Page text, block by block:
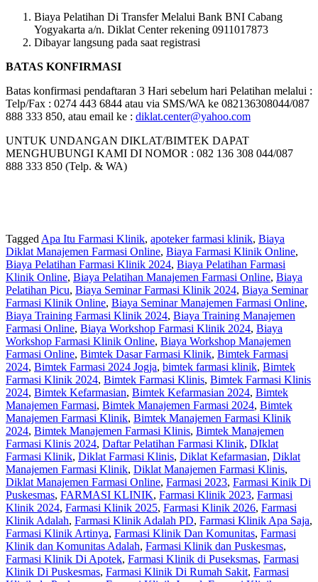
Biaya Pelatihan Di Transfer Melalui Bank BNI Cabang
Yogyakarta a/n. Diklat Center rekening 0911017873
Dibayar langsung pada saat registrasi
BATAS KONFIRMASI
Batas konfirmasi pendaftaran 3 Hari sebelum hari Pelatihan melalui :
Telp/Fax : 0274 443 6844 atau via SMS/WA ke 082136308044/087
888 333 850, atau email ke : diklat.center@yahoo.com
UNTUK UNDANGAN DIKLAT/BIMTEK DAPAT
MENGHUBUNGI KAMI DI NOMOR : 082 136 308 044/087
888 333 850 (Telp. & WA)
Tagged Apa Itu Farmasi Klinik, apoteker farmasi klinik, Biaya
Diklat Manajemen Farmasi Online, Biaya Farmasi Klinik Online,
Biaya Pelatihan Farmasi Klinik 2024, Biaya Pelatihan Farmasi
Klinik Online, Biaya Pelatihan Manajemen Farmasi Online, Biaya
Pelatihan Picu, Biaya Seminar Farmasi Klinik 2024, Biaya Seminar
Farmasi Klinik Online, Biaya Seminar Manajemen Farmasi Online,
Biaya Training Farmasi Klinik 2024, Biaya Training Manajemen
Farmasi Online, Biaya Workshop Farmasi Klinik 2024, Biaya
Workshop Farmasi Klinik Online, Biaya Workshop Manajemen
Farmasi Online, Bimtek Dasar Farmasi Klinik, Bimtek Farmasi
2024, Bimtek Farmasi 2024 Jogja, bimtek farmasi klinik, Bimtek
Farmasi Klinik 2024, Bimtek Farmasi Klinis, Bimtek Farmasi Klinis
2024, Bimtek Kefarmasian, Bimtek Kefarmasian 2024, Bimtek
Manajemen Farmasi, Bimtek Manajemen Farmasi 2024, Bimtek
Manajemen Farmasi Klinik, Bimtek Manajemen Farmasi Klinik
2024, Bimtek Manajemen Farmasi Klinis, Bimtek Manajemen
Farmasi Klinis 2024, Daftar Pelatihan Farmasi Klinik, DIklat
Farmasi Klinik, Diklat Farmasi Klinis, Diklat Kefarmasian, Diklat
Manajemen Farmasi Klinik, Diklat Manajemen Farmasi Klinis,
Diklat Manajemen Farmasi Online, Farmasi 2023, Farmasi Kinik Di
Puskesmas, FARMASI KLINIK, Farmasi Klinik 2023, Farmasi
Klinik 2024, Farmasi Klinik 2025, Farmasi Klinik 2026, Farmasi
Klinik Adalah, Farmasi Klinik Adalah PD, Farmasi Klinik Apa Saja,
Farmasi Klinik Artinya, Farmasi Klinik Dan Komunitas, Farmasi
Klinik dan Komunitas Adalah, Farmasi Klinik dan Puskesmas,
Farmasi Klinik Di Apotek, Farmasi Klinik di Puseksmas, Farmasi
Klinik Di Puskesmas, Farmasi Klinik Di Rumah Sakit, Farmasi